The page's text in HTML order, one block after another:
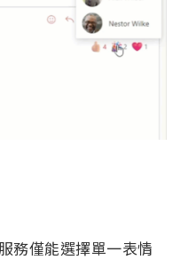
務僅能選擇單一表情